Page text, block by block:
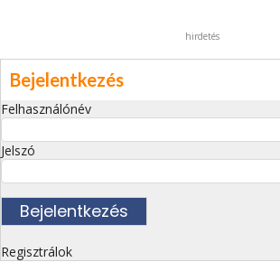
hirdetés
Bejelentkezés
Felhasználónév
Jelszó
Regisztrálok